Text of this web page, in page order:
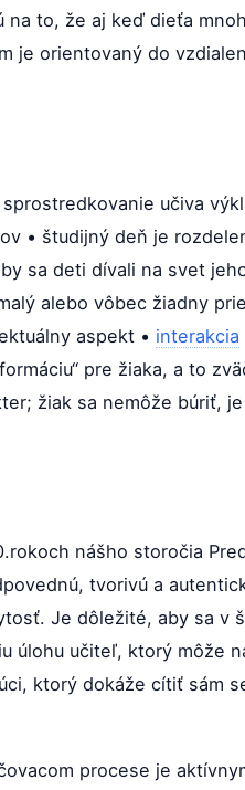
to, že aj keď dieťa
je orientovaný do
učiva
• študijný deň je
sa deti dívali na svet
alebo vôbec žiadny
aspekt • interakcia
pre žiaka, a to
žiak sa nemôže búriť,
nášho storočia
tvorivú a
Je dôležité, aby sa
úlohu učiteľ, ktorý môže
ktorý dokáže cítiť sám
procese je